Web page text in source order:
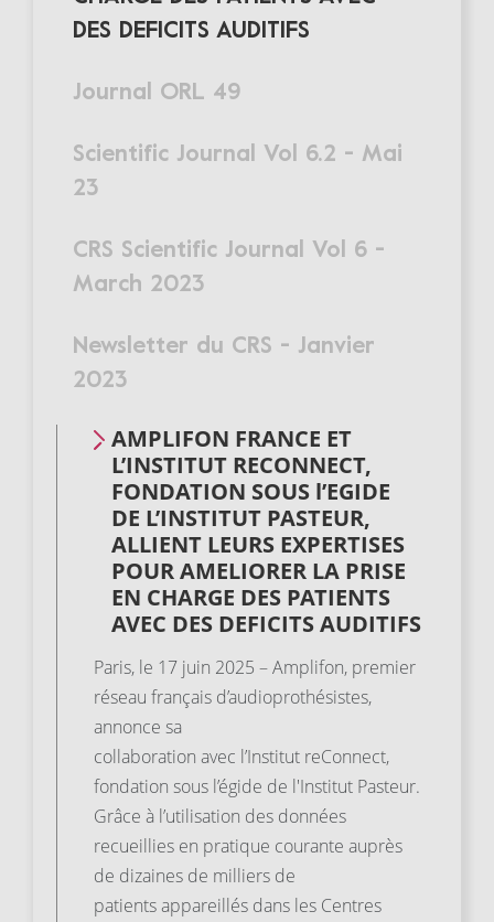
DES DEFICITS AUDITIFS
Journal ORL 49
Scientific Journal Vol 6.2 - Mai
23
CRS Scientific Journal Vol 6 -
March 2023
Newsletter du CRS - Janvier
2023
AMPLIFON FRANCE ET
L’INSTITUT RECONNECT,
FONDATION SOUS l’EGIDE
DE L’INSTITUT PASTEUR,
ALLIENT LEURS EXPERTISES
POUR AMELIORER LA PRISE
EN CHARGE DES PATIENTS
AVEC DES DEFICITS AUDITIFS
Paris, le 17 juin 2025 – Amplifon, premier
réseau français d’audioprothésistes,
annonce sa
collaboration avec l’Institut reConnect,
fondation sous l’égide de l'Institut Pasteur.
Grâce à l’utilisation des données
recueillies en pratique courante auprès
de dizaines de milliers de
patients appareillés dans les Centres